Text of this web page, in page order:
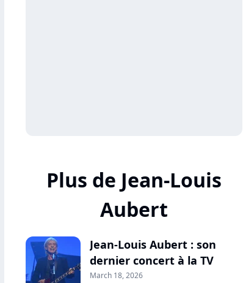
Plus de Jean-Louis
Aubert
Jean-Louis Aubert : son
dernier concert à la TV
March 18, 2026